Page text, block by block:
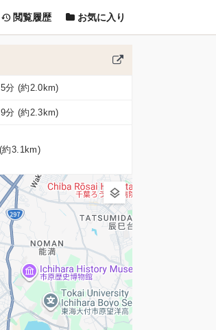
閲覧履歴 お気に入り
分 (約2.0km)
分 (約2.3km)
約3.1km)